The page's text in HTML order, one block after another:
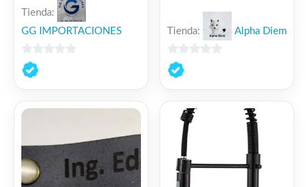
Tienda:
GG IMPORTACIONES
0
de
Tienda: Alpha Diem
0
de